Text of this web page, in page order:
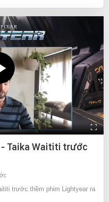
- Taika Waititi trước
trước thềm phim Lightyear ra